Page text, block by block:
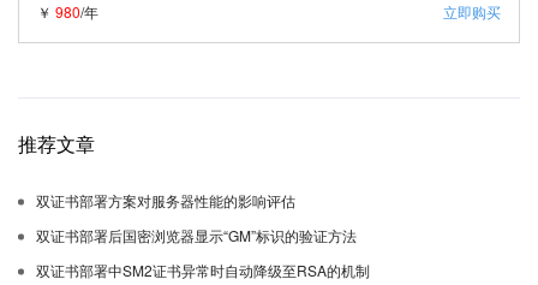
立即购买
￥ 980/年
推荐文章
双证书部署方案对服务器性能的影响评估
双证书部署后国密浏览器显示“GM”标识的验证方法
双证书部署中SM2证书异常时自动降级至RSA的机制